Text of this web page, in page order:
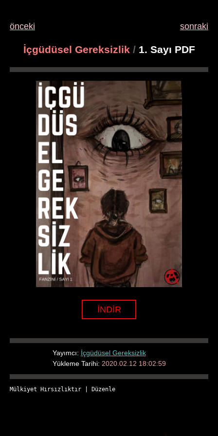
önceki sonraki
İçgüdüsel Gereksizlik /1. Sayı PDF
İNDİR
Yayımcı: İçgüdüsel Gereksizlik
Yükleme Tarihi: 2020.02.12 18:02:59
Mülkiyet Hırsızlıktır Düzenle